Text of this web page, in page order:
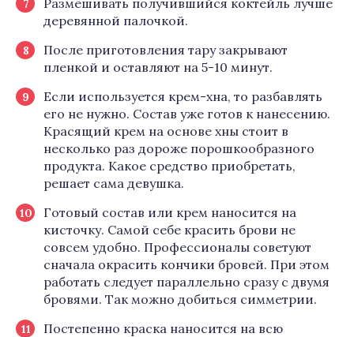
Размешивать получившийся коктейль лучше
деревянной палочкой.
После приготовления тару закрывают
пленкой и оставляют на 5-10 минут.
Если используется крем-хна, то разбавлять
его не нужно. Состав уже готов к нанесению.
Красящий крем на основе хны стоит в
несколько раз дороже порошкообразного
продукта. Какое средство приобретать,
решает сама девушка.
Готовый состав или крем наносится на
кисточку. Самой себе красить брови не
совсем удобно. Профессионалы советуют
сначала окрасить кончики бровей. При этом
работать следует параллельно сразу с двумя
бровями. Так можно добиться симметрии.
Постепенно краска наносится на всю